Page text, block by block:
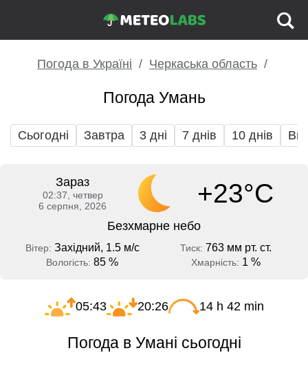
Погода в Україні Черкаська область
Погода Умань
Сьогодні Завтра 3 дні 7 днів 10 днів
Зараз
02:37, четвер
6 серпня, 2026
+23°C
Безхмарне небо
Вітер: Західний, 1.5 м/с Тиск: 763 мм рт. ст.
Вологість: 85 % Хмарність: 1 %
05:43 20:26 14 h 42 min
Погода в Умані сьогодні